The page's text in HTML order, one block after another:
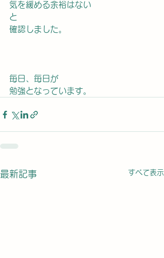
気を緩める余裕はない
と
確認しました。
毎日、毎日が
勉強となっています。
最新記事 すべて表示